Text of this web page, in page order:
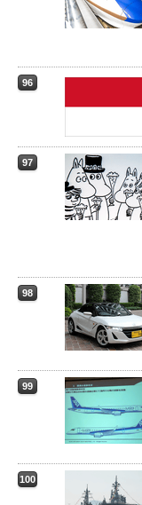
96
97
98
99
100